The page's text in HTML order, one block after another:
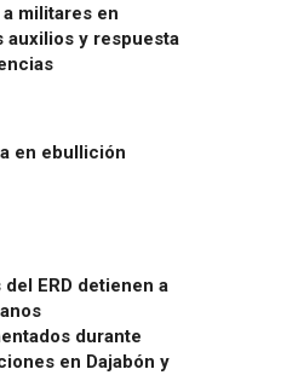
militares en
auxilios y respuesta
en ebullición
del ERD detienen a
durante
en Dajabón y